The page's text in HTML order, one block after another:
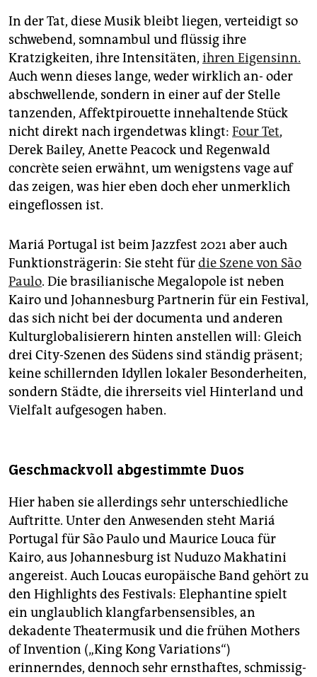
In der Tat, diese Musik bleibt liegen, verteidigt so
schwebend, somnambul und flüssig ihre
Kratzigkeiten, ihre Intensitäten, ihren Eigensinn.
Auch wenn dieses lange, weder wirklich an- oder
abschwellende, sondern in einer auf der Stelle
tanzenden, Affektpirouette innehaltende Stück
nicht direkt nach irgendetwas klingt: Four Tet,
Derek Bailey, Anette Peacock und Regenwald
concrète seien erwähnt, um wenigstens vage auf
das zeigen, was hier eben doch eher unmerklich
eingeflossen ist.
Mariá Portugal ist beim Jazzfest 2021 aber auch
Funktionsträgerin: Sie steht fürdie Szene von São
Paulo. Die brasilianische Megalopole ist neben
Kairo und Johannesburg Partnerin für ein Festival,
das sich nicht bei der documenta und anderen
Kulturglobalisierern hinten anstellen will: Gleich
drei City-Szenen des Südens sind ständig präsent;
keine schillernden Idyllen lokaler Besonderheiten,
sondern Städte, die ihrerseits viel Hinterland und
Vielfalt aufgesogen haben.
Geschmackvoll abgestimmte Duos
Hier haben sie allerdings sehr unterschiedliche
Auftritte. Unter den Anwesenden steht Mariá
Portugal für São Paulo und Maurice Louca für
Kairo, aus Johannesburg ist Nuduzo Makhatini
angereist. Auch Loucas europäische Band gehört zu
den Highlights des Festivals: Elephantine spielt
ein unglaublich klangfarbensensibles, an
dekadente Theatermusik und die frühen Mothers
of Invention („King Kong Varia­tions“)
erinnerndes, dennoch sehr ernsthaftes, schmissig-